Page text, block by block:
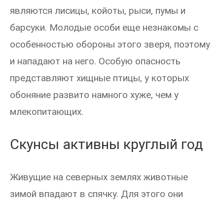
являются лисицы, койоты, рыси, пумы и
барсуки. Молодые особи еще незнакомы с
особенностью обороны этого зверя, поэтому
и нападают на него. Особую опасность
представляют хищные птицы, у которых
обоняние развито намного хуже, чем у
млекопитающих.
Скунсы активны круглый год
Живущие на северных землях животные
зимой впадают в спячку. Для этого они